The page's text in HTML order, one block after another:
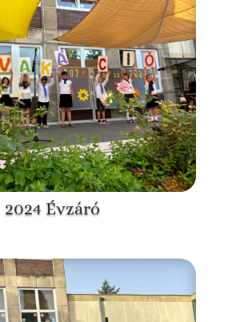
2024 Évzáró